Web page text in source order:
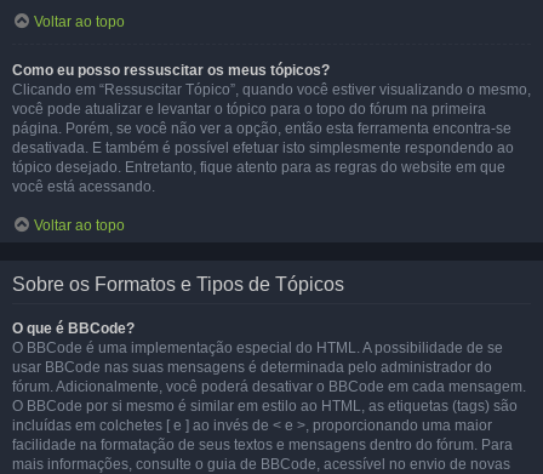
Voltar ao topo
Como eu posso ressuscitar os meus tópicos?
Clicando em “Ressuscitar Tópico”, quando você estiver visualizando o mesmo,
você pode atualizar e levantar o tópico para o topo do fórum na primeira
página. Porém, se você não ver a opção, então esta ferramenta encontra-se
desativada. E também é possível efetuar isto simplesmente respondendo ao
tópico desejado. Entretanto, fique atento para as regras do website em que
você está acessando.
Voltar ao topo
Sobre os Formatos e Tipos de Tópicos
O que é BBCode?
O BBCode é uma implementação especial do HTML. A possibilidade de se
usar BBCode nas suas mensagens é determinada pelo administrador do
fórum. Adicionalmente, você poderá desativar o BBCode em cada mensagem.
O BBCode por si mesmo é similar em estilo ao HTML, as etiquetas (tags) são
incluídas em colchetes [ e ] ao invés de < e >, proporcionando uma maior
facilidade na formatação de seus textos e mensagens dentro do fórum. Para
mais informações, consulte o guia de BBCode, acessível no envio de novas